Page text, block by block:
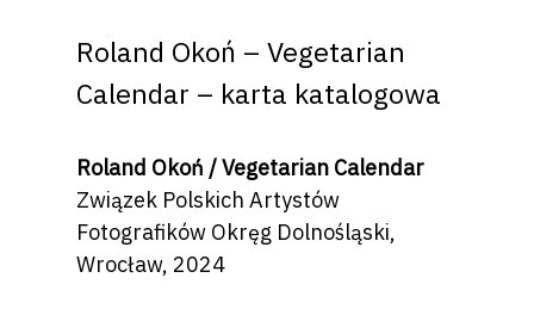
Roland Okoń – Vegetarian
Calendar – karta katalogowa
Roland Okoń / Vegetarian Calendar
Związek Polskich Artystów
Fotografików Okręg Dolnośląski,
Wrocław, 2024